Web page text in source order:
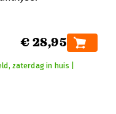
€ 28,95
zaterdag in huis |